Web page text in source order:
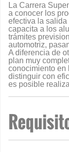
La Carrera
a conocer los
efectiva la salida
capacita a los
trámites
automotriz,
A diferencia de
plan muy
conocimiento en
distinguir con
es posible